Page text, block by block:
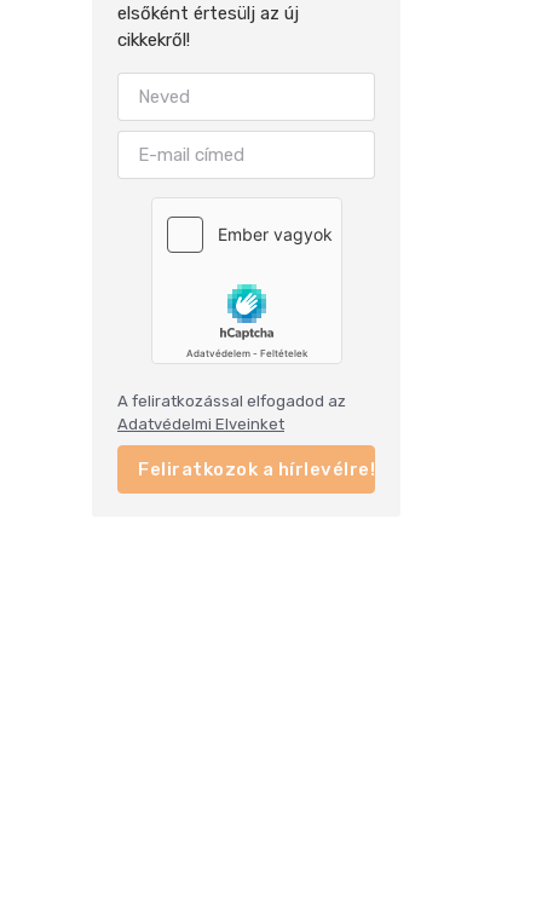
elsőként értesülj az új
cikkekről!
A feliratkozással elfogadod az
Adatvédelmi Elveinket
Feliratkozok a hírlevélre!